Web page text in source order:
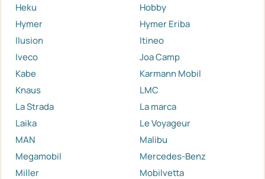
Heku
Hobby
Hymer
Hymer Eriba
Ilusion
Itineo
Iveco
Joa Camp
Kabe
Karmann Mobil
Knaus
LMC
La Strada
La marca
Laika
Le Voyageur
MAN
Malibu
Megamobil
Mercedes-Benz
Miller
Mobilvetta